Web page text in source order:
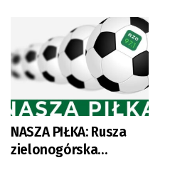
NASZA PIŁKA: Rusza
zielonogórska